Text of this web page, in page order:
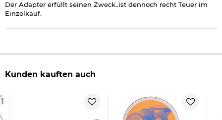
Der Adapter erfüllt seinen Zweck..ist dennoch recht Teuer im
Einzelkauf.
Kunden kauften auch